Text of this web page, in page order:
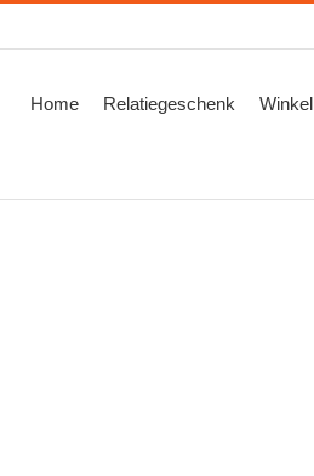
Home Relatiegeschenk Winkel